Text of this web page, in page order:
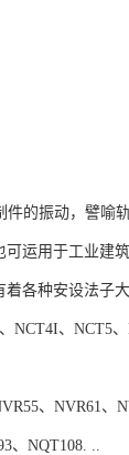
的振动，譬喻
运用于工业建
各种安设法子
、NCT5
、NVR61、
、NQT108. ..